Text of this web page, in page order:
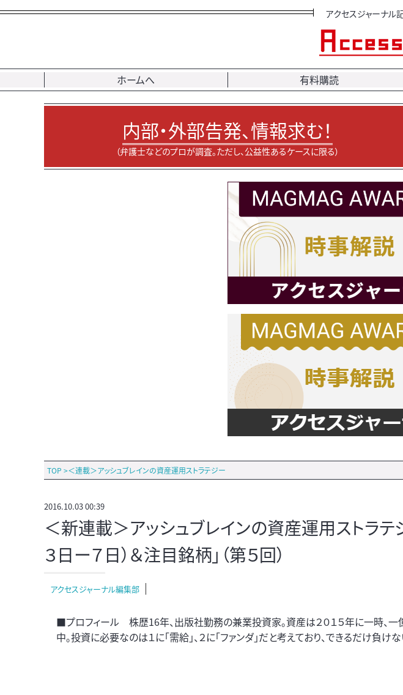
アクセスジャーナ
ホームへ 有料購読
内部・外部告発、情報求む！
（弁護士などのプロが調査。ただし、公益性あるケースに限る）
TOP >＜連載＞アッシュブレインの資産運用ストラテジー
2016.10.03 00:39
＜新連載＞アッシュブレインの資産運用ストラテ
３日ー７日）＆注目銘柄」（第５回）
アクセスジャーナル編集部
■プロフィール 株歴16年、出版社勤務の兼業投資家。資産は２０１５年に一時、
中。投資に必要なのは１に「需給」、２に「ファンダ」だと考えており、できるだけ負け